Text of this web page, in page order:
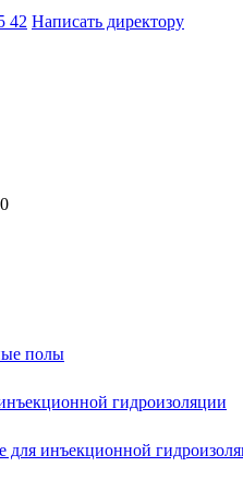
42 Написать директору
полы
гидроизоляции
для инъекционной